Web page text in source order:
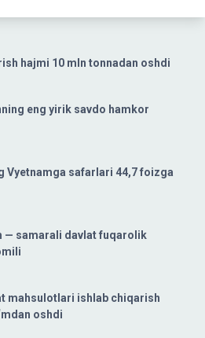
hajmi 10 mln tonnadan oshdi
eng yirik savdo hamkor
Vyetnamga safarlari 44,7 foizga
— samarali davlat fuqarolik
mahsulotlari ishlab chiqarish
oshdi